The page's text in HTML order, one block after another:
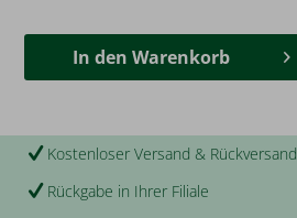
In den Warenkorb
Kostenloser Versand & Rückversand
Rückgabe in Ihrer Filiale